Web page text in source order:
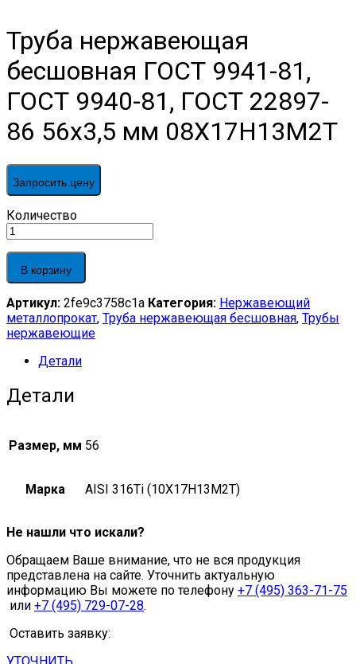
Труба нержавеющая
бесшовная ГОСТ 9941-81,
ГОСТ 9940-81, ГОСТ 22897-
86 56х3,5 мм 08Х17Н13М2Т
Запросить цену
Труба
нержавеющая
бесшовная
ГОСТ
9941-
ГОСТ
9940-
81,
22897-
56х3,5
quantity
Количество
В корзину
Артикул: 2fe9c3758c1a Категория: Нержавеющий
металлопрокат, Труба нержавеющая бесшовная, Трубы
нержавеющие
Детали
Детали
Размер, мм 56
Марка AISI 316Ti (10Х17Н13М2Т)
Не нашли что искали?
Обращаем Ваше внимание, что не вся продукция
представлена на сайте. Уточнить актуальную
информацию Вы можете по телефону +7 (495) 363-71-75
или +7 (495) 729-07-28.
Оставить заявку:
УТОЧНИТЬ